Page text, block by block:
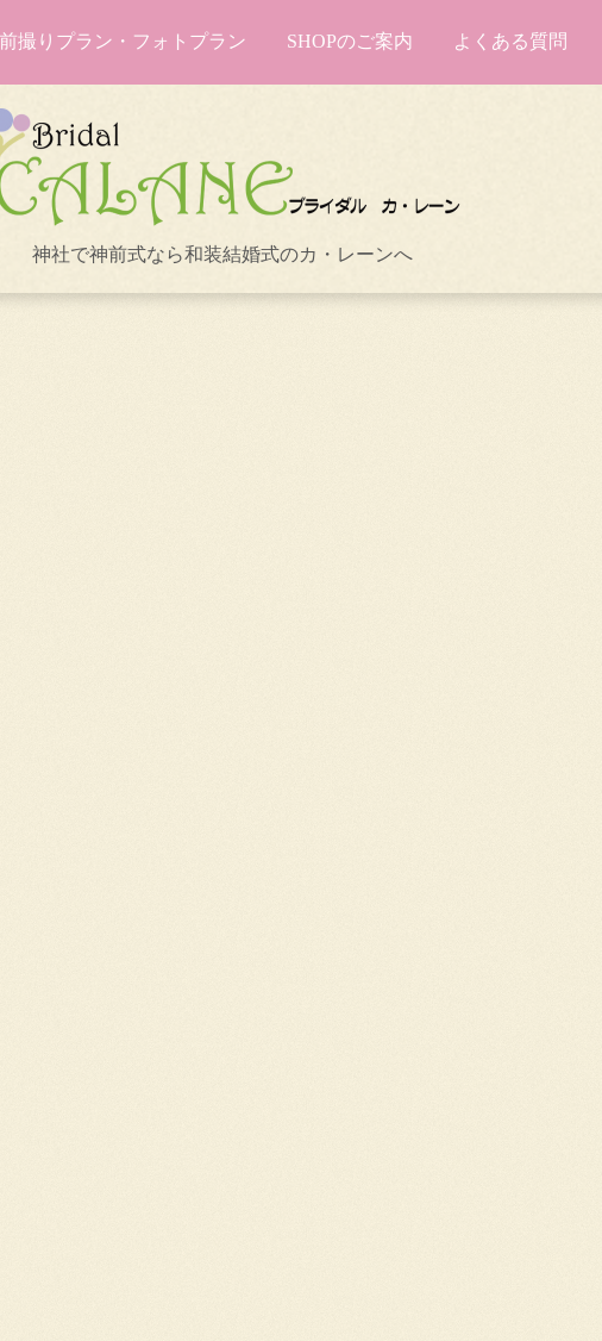
前撮りプラン・フォトプラン SHOPのご案内 よくある質問
神社で神前式なら和装結婚式のカ・レーンへ